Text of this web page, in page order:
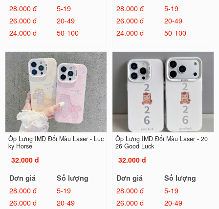
28.000 đ
5-19
26.000 đ
20-49
24.000 đ
50-100
28.000 đ
5-19
26.000 đ
20-49
24.000 đ
50-100
Ốp Lưng IMD Đổi Màu Laser - Luc
ky Horse
32.000 đ
Đơn giá
Số lượng
28.000 đ
5-19
26.000 đ
20-49
Ốp Lưng IMD Đổi Màu Laser - 20
26 Good Luck
32.000 đ
Đơn giá
Số lượng
28.000 đ
5-19
26.000 đ
20-49